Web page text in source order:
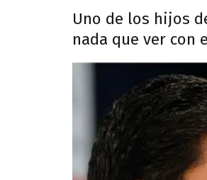
Uno de los hijos
nada que ver con